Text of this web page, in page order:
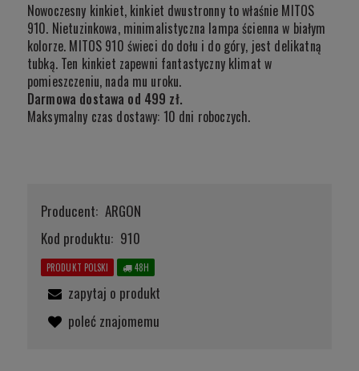
Nowoczesny kinkiet, kinkiet dwustronny to właśnie MITOS
910. Nietuzinkowa, minimalistyczna lampa ścienna w białym
kolorze. MITOS 910 świeci do dołu i do góry, jest delikatną
tubką. Ten kinkiet zapewni fantastyczny klimat w
pomieszczeniu, nada mu uroku.
Darmowa dostawa od 499 zł.
Maksymalny czas dostawy: 10 dni roboczych.
Producent: ARGON
Kod produktu: 910
PRODUKT POLSKI 48H
zapytaj o produkt
poleć znajomemu